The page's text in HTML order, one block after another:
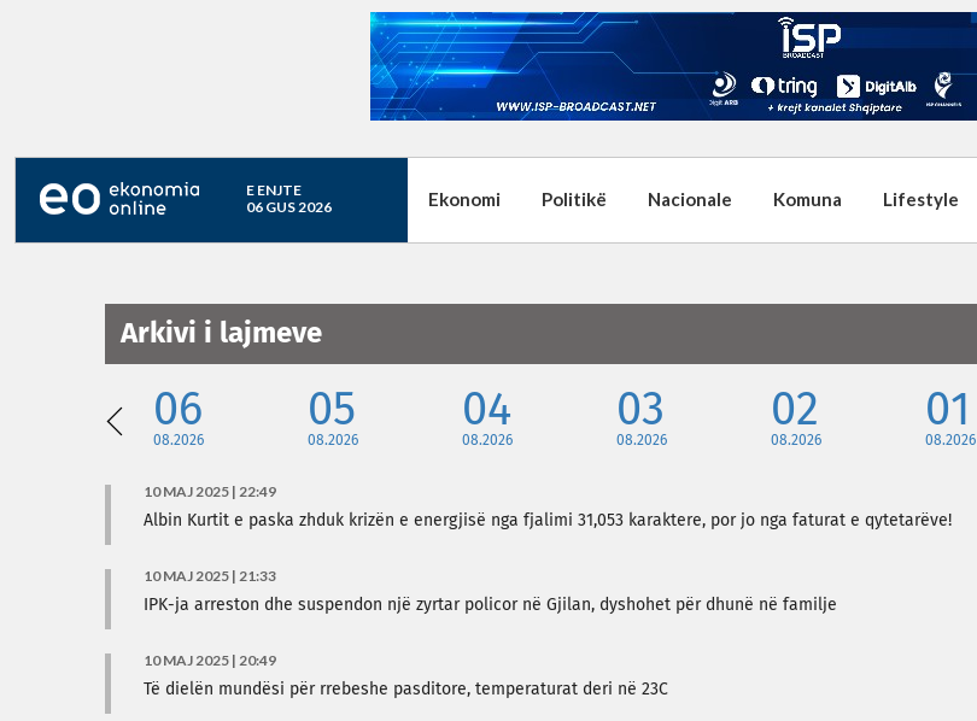
E ENJTE
06 GUS 2026
Ekonomi Politikë Nacionale Komuna Lifestyle
Arkivi i lajmeve
06
08.2026
05
08.2026
04
08.2026
03
08.2026
02
08.2026
01
08.2026
10 MAJ 2025 | 22:49
Albin Kurtit e paska zhduk krizën e energjisë nga fjalimi 31,053 karaktere, por jo nga faturat e qytetarëve!
10 MAJ 2025 | 21:33
IPK-ja arreston dhe suspendon një zyrtar policor në Gjilan, dyshohet për dhunë në familje
10 MAJ 2025 | 20:49
Të dielën mundësi për rrebeshe pasditore, temperaturat deri në 23C